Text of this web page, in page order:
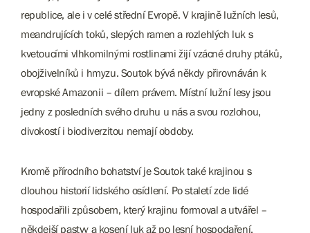
republice, ale i v celé střední Evropě. V krajině lužních lesů,
meandrujících toků, slepých ramen a rozlehlých luk s
kvetoucími vlhkomilnými rostlinami žijí vzácné druhy ptáků,
obojživelníků i hmyzu. Soutok bývá někdy přirovnáván k
evropské Amazonii – dílem právem. Místní lužní lesy jsou
jedny z posledních svého druhu u nás a svou rozlohou,
divokostí i biodiverzitou nemají obdoby.
Kromě přírodního bohatství je Soutok také krajinou s
dlouhou historií lidského osídlení. Po staletí zde lidé
hospodařili způsobem, který krajinu formoval a utvářel –
někdejší pastvy a kosení luk až po lesní hospodaření.